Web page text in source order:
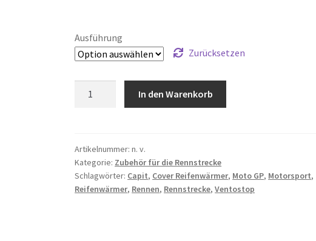
479,90 €
Ausführung
Zurücksetzen
ABDECKUNGEN
FÜR
MOTORRÄDER
Menge
In den Warenkorb
Artikelnummer:n. v.
Kategorie: Zubehör für die Rennstrecke
Schlagwörter: Capit, Cover Reifenwärmer, Moto GP, Motorsport,
Reifenwärmer, Rennen, Rennstrecke,Ventostop